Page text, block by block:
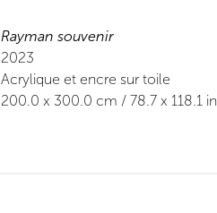
Rayman souvenir
2023
Acrylique et encre sur toile
200.0 x 300.0 cm / 78.7 x 118.1 in